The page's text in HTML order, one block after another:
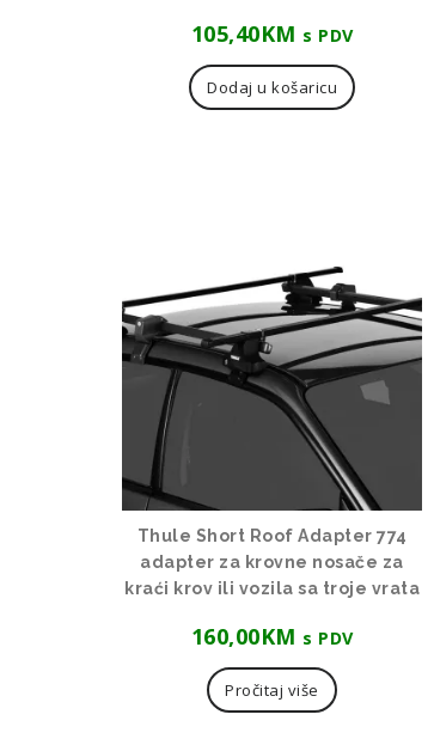
105,40KM s PDV
Dodaj u košaricu
Thule Short Roof Adapter 774
adapter za krovne nosače za
kraći krov ili vozila sa troje vrata
160,00KM s PDV
Pročitaj više